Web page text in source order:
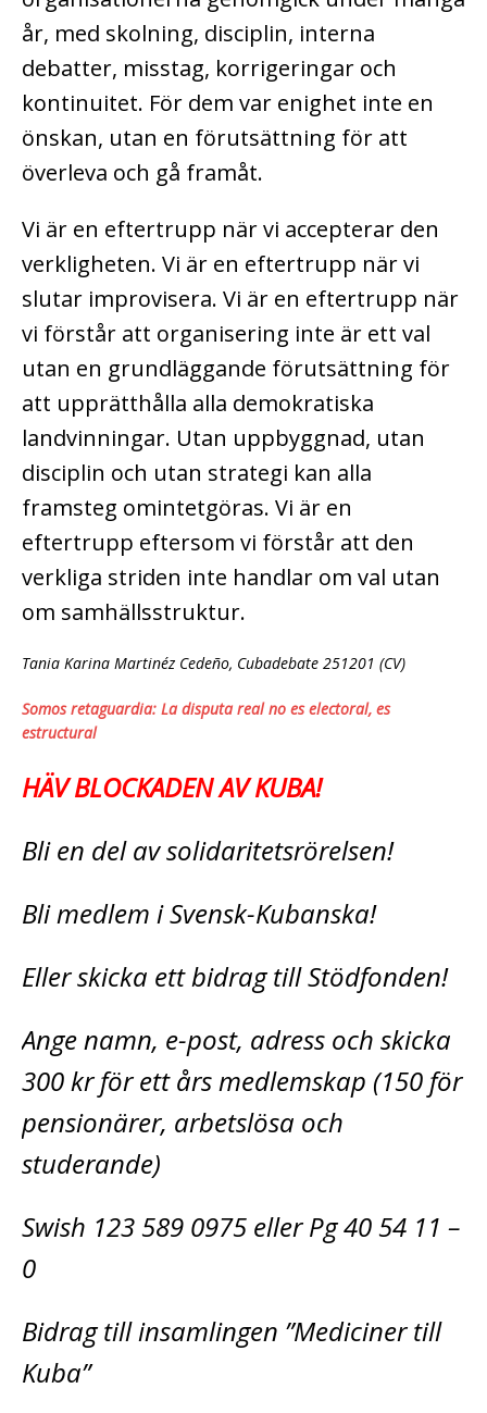
år, med skolning, disciplin, interna
debatter, misstag, korrigeringar och
kontinuitet. För dem var enighet inte en
önskan, utan en förutsättning för att
överleva och gå framåt.
Vi är en eftertrupp när vi accepterar den
verkligheten. Vi är en eftertrupp när vi
slutar improvisera. Vi är en eftertrupp när
vi förstår att organisering inte är ett val
utan en grundläggande förutsättning för
att upprätthålla alla demokratiska
landvinningar. Utan uppbyggnad, utan
disciplin och utan strategi kan alla
framsteg omintetgöras. Vi är en
eftertrupp eftersom vi förstår att den
verkliga striden inte handlar om val utan
om samhällsstruktur.
Tania Karina Martinéz Cedeño, Cubadebate 251201 (CV)
Somos retaguardia: La disputa real no es electoral, es
estructural
HÄV BLOCKADEN AV KUBA!
Bli en del av solidaritetsrörelsen!
Bli medlem i Svensk-Kubanska!
Eller skicka ett bidrag till Stödfonden!
Ange namn, e-post, adress och skicka
300 kr för ett års medlemskap (150 för
pensionärer, arbetslösa och
studerande)
Swish 123 589 0975 eller Pg 40 54 11 –
0
Bidrag till insamlingen ”Mediciner till
Kuba”